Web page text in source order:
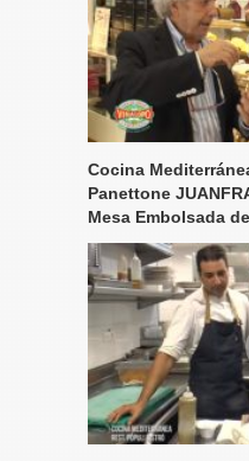
Cocina
Panettone
Mesa Embolsada